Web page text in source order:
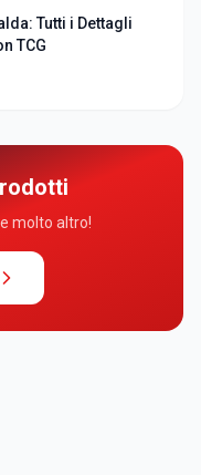
Tutti i Dettagli
TCG
molto altro!